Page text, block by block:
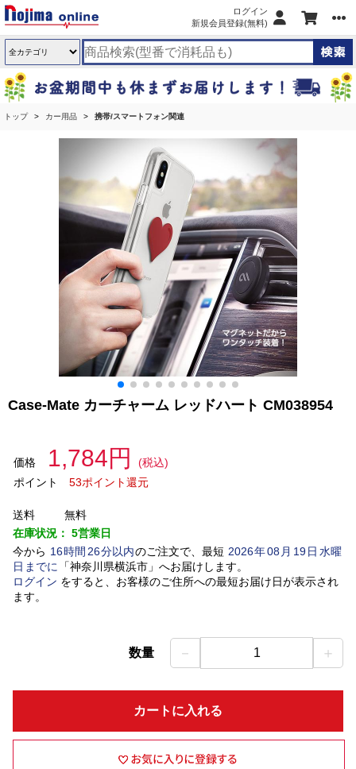
ログイン
新規会員登録(無料)
トップ カー用品 携帯/スマートフォン関連
Case-Mate カーチャーム レッドハート CM038954
価格 1,784円
(税込)
ポイント
53ポイント還元
送料
無料
在庫状況： 5営業日
今から 16時間 26分以内のご注文で、最短 2026年08 月 19日水曜
日 までに 「神奈川県横浜市」 へお届けします。
ログイン をすると、お客様のご住所への最短お届け日が表示され
ます。
数量 － 1 ＋
カートに入れる